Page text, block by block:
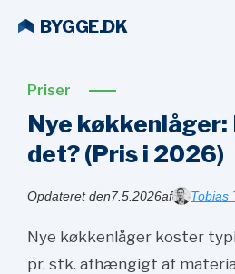
BYGGE.DK
Priser
Nye
det? (Pris i 2026)
Opdateret den7.5.2026af Tobias
Nye køkkenlåger koster
pr. stk. afhængigt af